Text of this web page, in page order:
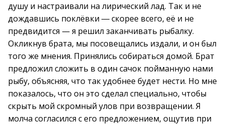
душу и настраивали на лирический лад. Так и не
дождавшись поклёвки ― скорее всего, её и не
предвидится — я решил заканчивать рыбалку.
Окликнув брата, мы посовещались издали, и он был
того же мнения. Принялись собираться домой. Брат
предложил сложить в один сачок пойманную нами
рыбу, объясняя, что так удобнее будет нести. Но мне
показалось, что он это сделал специально, чтобы
скрыть мой скромный улов при возвращении. Я
молча согласился с его предложением, ощутив при